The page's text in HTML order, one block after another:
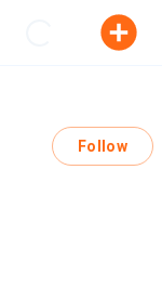
Follow